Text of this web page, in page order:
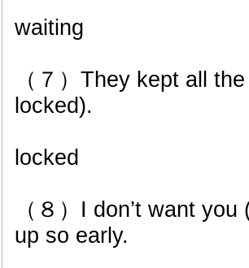
waiting
（７）They kept all
locked).
locked
（８）I don’t want
up so early.